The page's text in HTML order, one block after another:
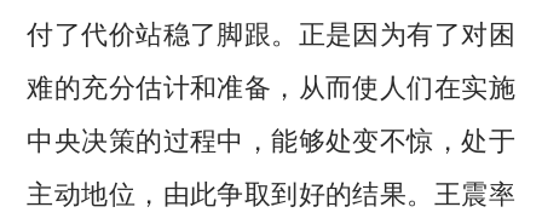
付了代价站稳了脚跟。正是因为有了对困
难的充分估计和准备，从而使人们在实施
中央决策的过程中，能够处变不惊，处于
主动地位，由此争取到好的结果。王震率